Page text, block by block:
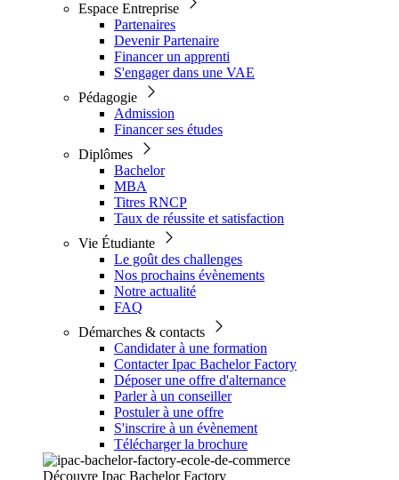
Espace Entreprise
Partenaires
Devenir Partenaire
Financer un apprenti
S'engager dans une VAE
Pédagogie
Admission
Financer ses études
Diplômes
Bachelor
MBA
Titres RNCP
Taux de réussite et satisfaction
Vie Étudiante
Le goût des challenges
Nos prochains évènements
Notre actualité
FAQ
Démarches & contacts
Candidater à une formation
Contacter Ipac Bachelor Factory
Déposer une offre d'alternance
Parler à un conseiller
Postuler à une offre
S'inscrire à un évènement
Télécharger la brochure
Découvre Ipac Bachelor Factory